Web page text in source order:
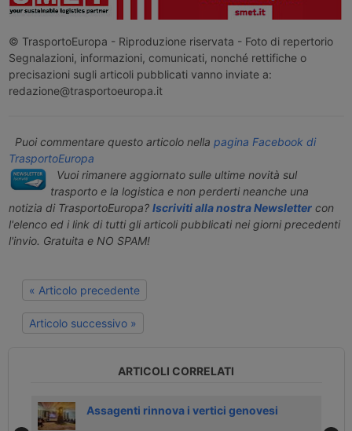
© TrasportoEuropa - Riproduzione riservata - Foto di repertorio
Segnalazioni, informazioni, comunicati, nonché rettifiche o
precisazioni sugli articoli pubblicati vanno inviate a:
redazione@trasportoeuropa.it
Puoi commentare questo articolo nella pagina Facebook di
TrasportoEuropa
Vuoi rimanere aggiornato sulle ultime novità sul
trasporto e la logistica e non perderti neanche una
notizia di TrasportoEuropa? Iscriviti alla nostra Newslettercon
l'elenco ed i link di tutti gli articoli pubblicati nei giorni precedenti
l'invio. Gratuita e NO SPAM!
« Articolo precedente
Articolo successivo »
ARTICOLI CORRELATI
Assagenti rinnova i vertici genovesi